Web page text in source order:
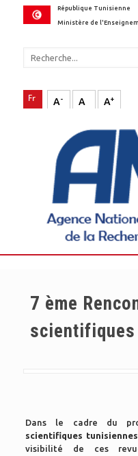
République Tunisienne
Ministère de
A- A A+
7 ème
Dans le cadre du
scientifiques tunisiennes
visibilité de ces